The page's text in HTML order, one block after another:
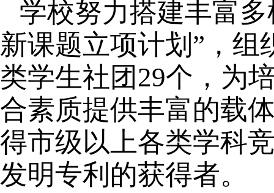
学校努力搭建丰富
新课题立项计划”，组
类学生社团29个，为
合素质提供丰富的载
得市级以上各类学科
发明专利的获得者。